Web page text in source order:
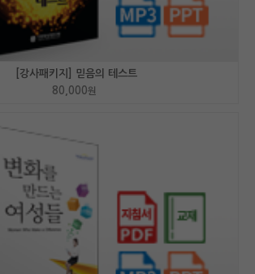
[강사패키지] 믿음의 테스트
80,000원